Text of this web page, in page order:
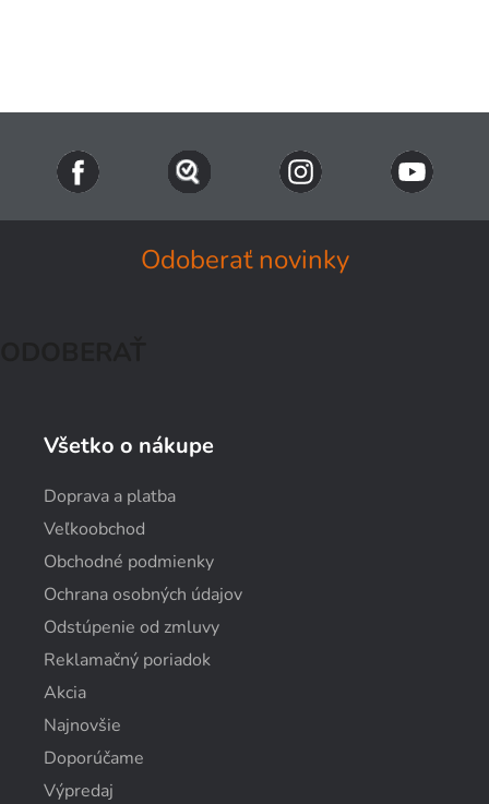
Prihlásenie
Odoberať novinky
Všetko o nákupe
Doprava a platba
Veľkoobchod
Obchodné podmienky
Ochrana osobných údajov
Odstúpenie od zmluvy
Reklamačný poriadok
Akcia
Najnovšie
Doporúčame
Výpredaj